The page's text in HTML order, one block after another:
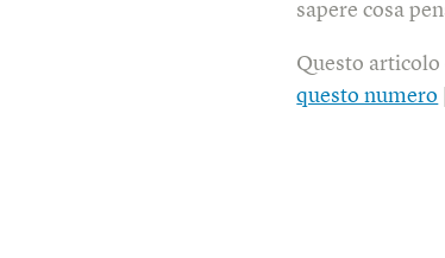
sapere cosa
Questo
questo numero